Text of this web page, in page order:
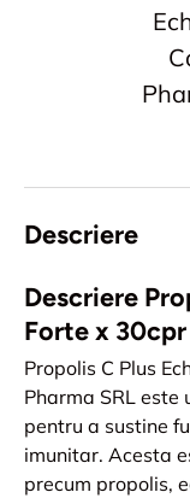
Descriere
Descriere
Forte x
Propolis C Plus
Pharma SRL
pentru a sustine
imunitar. Acesta
precum propolis,